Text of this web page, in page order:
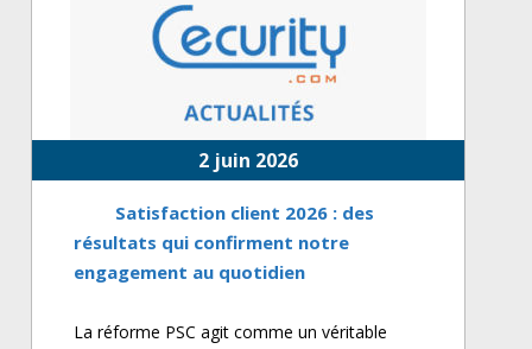
2 juin 2026
Satisfaction client 2026 : des
résultats qui confirment notre
engagement au quotidien
La réforme PSC agit comme un véritable